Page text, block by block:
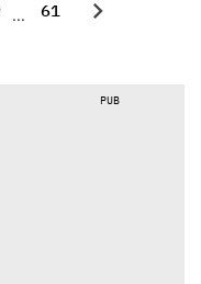
... 61 chevron_right
PUB